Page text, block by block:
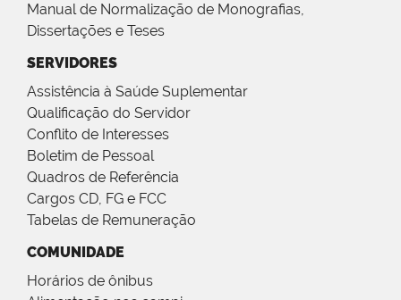
Manual de Normalização de Monografias,
Dissertações e Teses
SERVIDORES
Assistência à Saúde Suplementar
Qualificação do Servidor
Conflito de Interesses
Boletim de Pessoal
Quadros de Referência
Cargos CD, FG e FCC
Tabelas de Remuneração
COMUNIDADE
Horários de ônibus